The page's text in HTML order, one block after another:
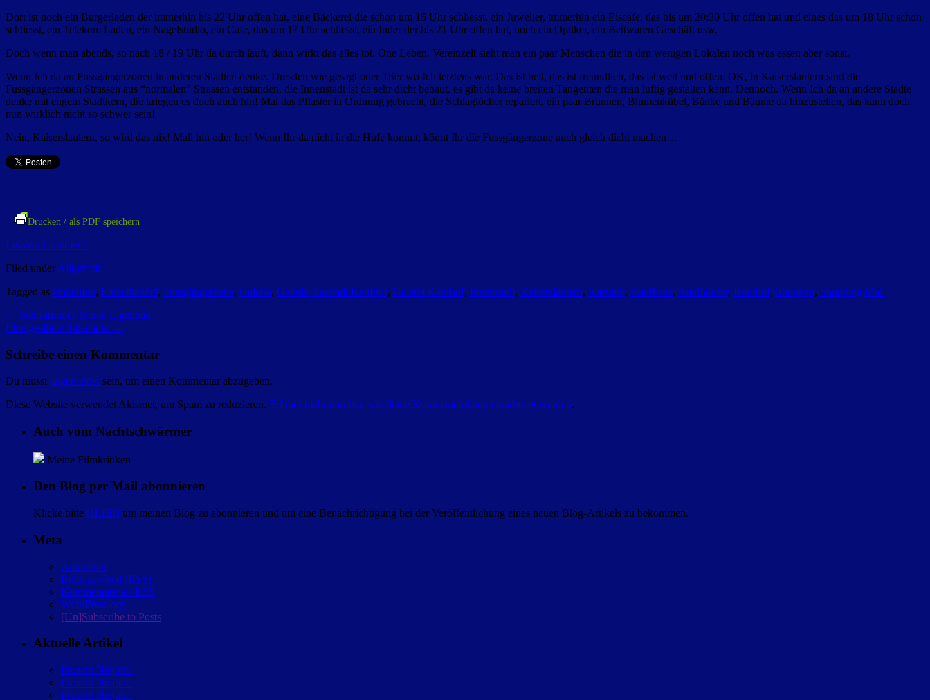
Dort ist noch ein Burgerladen der immerhin bis 22 Uhr offen hat, eine Bäckerei die schon um 15 Uhr schliesst, ein Juwelier, immerhin ein Eiscafe, das bis um 20:30 Uhr offen hat und eines das um 18 Uhr schon
schliesst, ein Telekom Laden, ein Nagelstudio, ein Cafe, das um 17 Uhr schliesst, ein Inder der bis 21 Uhr offen hat, noch ein Optiker, ein Bettwaren Geschäft usw.
Doch wenn man abends, so nach 18 / 19 Uhr da durch läuft, dann wirkt das alles tot. One Leben. Vereinzelt sieht man ein paar Menschen die in den wenigen Lokalen noch was essen aber sonst.
Wenn Ich da an Fussgängerzonen in anderen Städten denke. Dresden wie gesagt oder Trier wo Ich letztens war. Das ist hell, das ist freundlich, das ist weit und offen. OK, in Kaiserslautern sind die
Fussgängerzonen Strassen aus “normalen” Strassen entstanden, die Innenstadt ist da sehr dicht bebaut, es gibt da keine breiten Tangenten die man luftig gestalten kann. Dennoch. Wenn Ich da an andere Städte
denke mit engem Stadtkern, die kriegen es doch auch hin! Mal das Pflaster in Ordnung gebracht, die Schlaglöcher repariert, ein paar Brunnen, Blumenkübel, Bänke und Bäume da hinzustellen, das kann doch
nun wirklich nicht so schwer sein!
Nein, Kaiserslautern, so wird das nix! Mall hin oder her! Wenn Ihr da nicht in die Hufe kommt, könnt Ihr die Fussgängerzone auch gleich dicht machen…
Drucken / als PDF speichern
Leave a Comment
Filed under Allgemein
Tagged as einkaufen, Einzelhandel, Fussgängerzone, Galeria, Galeria Karstadt Kaufhof, Galeria Kaufhof, Innenstadt, Kaiserslautern, Karstadt, Kaufhaus, Kaufhäuser, Kaufhof, Shoppen, Shopping Mall
← Stehsammler Marke Eigenbau
Eine gesittete Talkshow →
Schreibe einen Kommentar
Du musst angemeldet sein, um einen Kommentar abzugeben.
Diese Website verwendet Akismet, um Spam zu reduzieren. Erfahre mehr darüber, wie deine Kommentardaten verarbeitet werden.
Auch vom Nachtschwärmer
Meine Filmkritiken
Den Blog per Mail abonnieren
Klicke bitte [HIER] um meinen Blog zu abonnieren und um eine Benachrichtigung bei der Veröffentlichung eines neuen Blog-Artikels zu bekommen.
Meta
Anmelden
Beitrags-Feed (RSS)
Kommentare als RSS
WordPress.org
[Un]Subscribe to Posts
Aktuelle Artikel
Proscht Neijohr!
Proscht Neijohr!
Proscht Neijohr!